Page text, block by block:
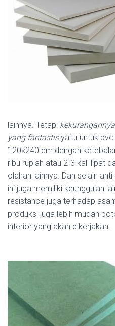
lainnya. Tetapi
yang fantastisyaitu untuk pvc
120×240 cm dengan
ribu rupiah atau 2-3 kali lipat
olahan lainnya. Dan selain
ini juga memiliki keunggulan
resistance juga terhadap
produksi juga lebih mudah
interior yang akan dikerjakan.